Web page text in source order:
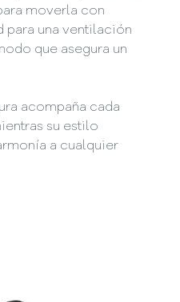
moverla con
para una ventilación
que asegura un
acompaña cada
su estilo
a cualquier